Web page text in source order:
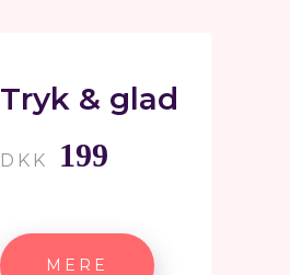
Tryk & glad
DKK 199
MERE